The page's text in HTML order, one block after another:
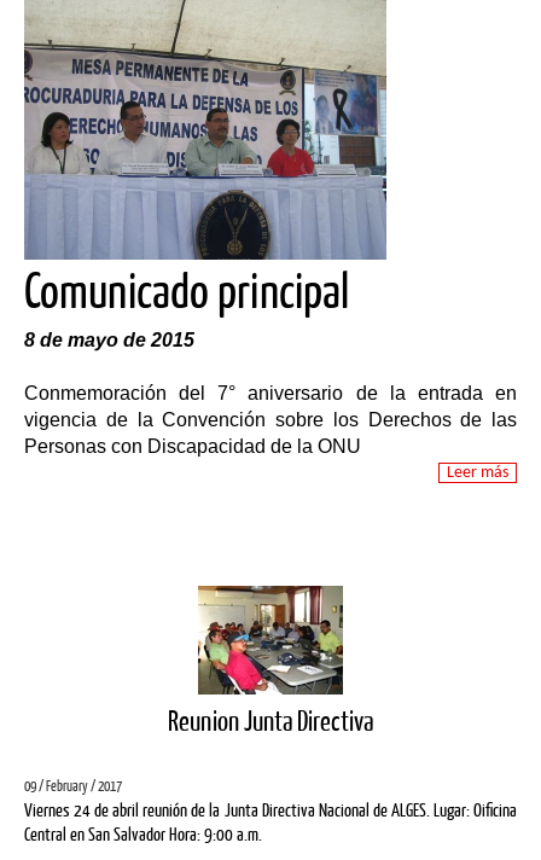
Comunicado principal
8 de mayo de 2015
Conmemoración del 7° aniversario de la entrada en
vigencia de la Convención sobre los Derechos de las
Personas con Discapacidad de la ONU
Leer más
Reunion Junta Directiva
09 / February / 2017
Viernes 24 de abril reunión de la Junta Directiva Nacional de ALGES. Lugar: Oificina
Central en San Salvador Hora: 9:00 a.m.